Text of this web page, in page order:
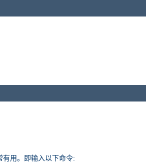
有用。即输入以下命令: